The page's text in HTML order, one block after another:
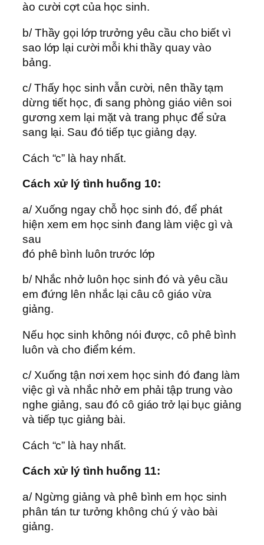
ào cười cợt của học sinh.
b/ Thầy gọi lớp trưởng yêu cầu cho biết vì
sao lớp lại cười mỗi khi thầy quay vào
bảng.
c/ Thấy học sinh vẫn cười, nên thầy tạm
dừng tiết học, đi sang phòng giáo viên soi
gương xem lại mặt và trang phục để sửa
sang lại. Sau đó tiếp tục giảng dạy.
Cách “c” là hay nhất.
Cách xử lý tình huống 10:
a/ Xuống ngay chỗ học sinh đó, để phát
hiện xem em học sinh đang làm việc gì và
sau
đó phê bình luôn trước lớp
b/ Nhắc nhở luôn học sinh đó và yêu cầu
em đứng lên nhắc lại câu cô giáo vừa
giảng.
Nếu học sinh không nói được, cô phê bình
luôn và cho điểm kém.
c/ Xuống tận nơi xem học sinh đó đang làm
việc gì và nhắc nhở em phải tập trung vào
nghe giảng, sau đó cô giáo trở lại bục giảng
và tiếp tục giảng bài.
Cách “c” là hay nhất.
Cách xử lý tình huống 11:
a/ Ngừng giảng và phê bình em học sinh
phân tán tư tưởng không chú ý vào bài
giảng.